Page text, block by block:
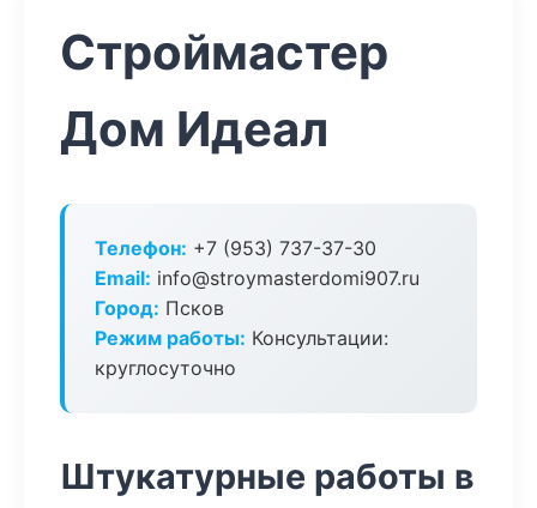
Строймастер
Дом Идеал
Телефон: +7 (953) 737-37-30
Email: info@stroymasterdomi907.ru
Город: Псков
Режим работы: Консультации:
круглосуточно
Штукатурные работы в